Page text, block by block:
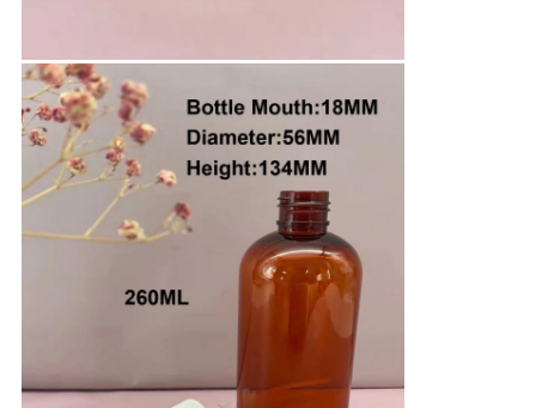
Оставьте сообщение
Мы скоро тебе перезвоним!